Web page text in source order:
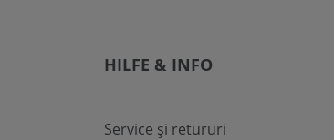
HILFE & INFO
Service și retururi